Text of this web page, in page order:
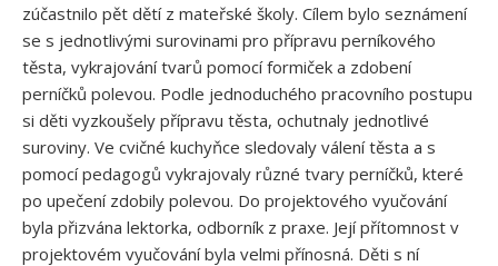
zúčastnilo pět dětí z mateřské školy. Cílem bylo seznámení
se s jednotlivými surovinami pro přípravu perníkového
těsta, vykrajování tvarů pomocí formiček a zdobení
perníčků polevou. Podle jednoduchého pracovního postupu
si děti vyzkoušely přípravu těsta, ochutnaly jednotlivé
suroviny. Ve cvičné kuchyňce sledovaly válení těsta a s
pomocí pedagogů vykrajovaly různé tvary perníčků, které
po upečení zdobily polevou. Do projektového vyučování
byla přizvána lektorka, odborník z praxe. Její přítomnost v
projektovém vyučování byla velmi přínosná. Děti s ní